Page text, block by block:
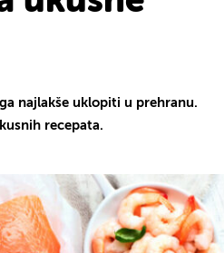
najlakše uklopiti u prehranu.
recepata.